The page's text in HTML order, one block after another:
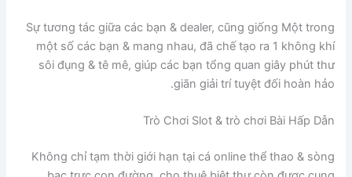
Sự tương tác giữa các bạn & dealer, cũng giống Một trong
một số các bạn & mang nhau, đã chế tạo ra 1 không khí
sôi đụng & tê mê, giúp các bạn tổng quan giây phút thư
giãn giải trí tuyệt đối hoàn hảo.
Trò Chơi Slot & trò chơi Bài Hấp Dẫn
Không chỉ tạm thời giới hạn tại cá online thể thao & sòng